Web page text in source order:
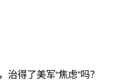
治得了美军“焦虑”吗？